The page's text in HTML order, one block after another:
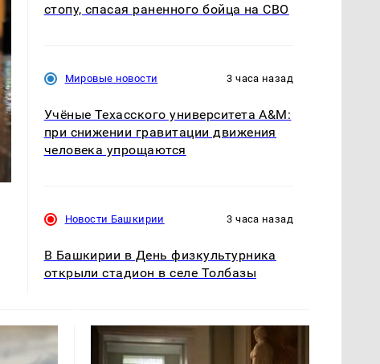
стопу, спасая раненного бойца на СВО
Мировые новости 3 часа назад
Учёные Техасского университета A&M:
при снижении гравитации движения
человека упрощаются
Новости Башкирии 3 часа назад
В Башкирии в День физкультурника
открыли стадион в селе Толбазы